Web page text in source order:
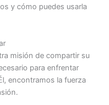
y cómo puedes usarla
misión de compartir su
para enfrentar
encontramos la fuerza